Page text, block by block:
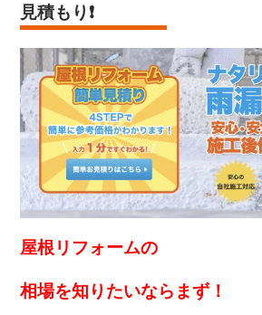
見積もり ❗️
屋根リフォームの
相場を知りたいなら まず！